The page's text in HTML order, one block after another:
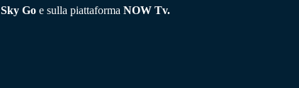
Sky Go e sulla piattaforma NOW Tv.